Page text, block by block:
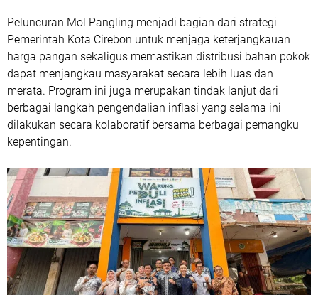
Peluncuran Mol Pangling menjadi bagian dari strategi
Pemerintah Kota Cirebon untuk menjaga keterjangkauan
harga pangan sekaligus memastikan distribusi bahan pokok
dapat menjangkau masyarakat secara lebih luas dan
merata. Program ini juga merupakan tindak lanjut dari
berbagai langkah pengendalian inflasi yang selama ini
dilakukan secara kolaboratif bersama berbagai pemangku
kepentingan.